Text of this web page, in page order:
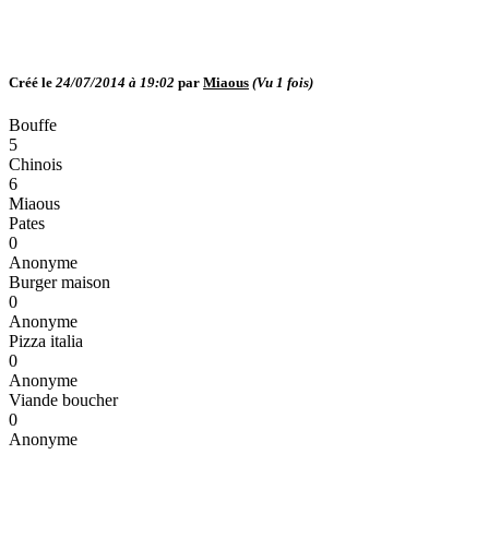
Créé le 24/07/2014 à 19:02 par Miaous (Vu 1 fois)
Bouffe
5
Chinois
6
Miaous
Pates
0
Anonyme
Burger maison
0
Anonyme
Pizza italia
0
Anonyme
Viande boucher
0
Anonyme